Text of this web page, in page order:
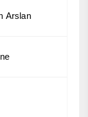
Arslan